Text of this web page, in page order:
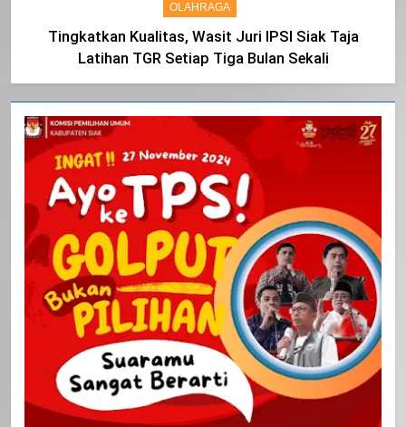
OLAHRAGA
Tingkatkan Kualitas, Wasit Juri IPSI Siak Taja
Latihan TGR Setiap Tiga Bulan Sekali